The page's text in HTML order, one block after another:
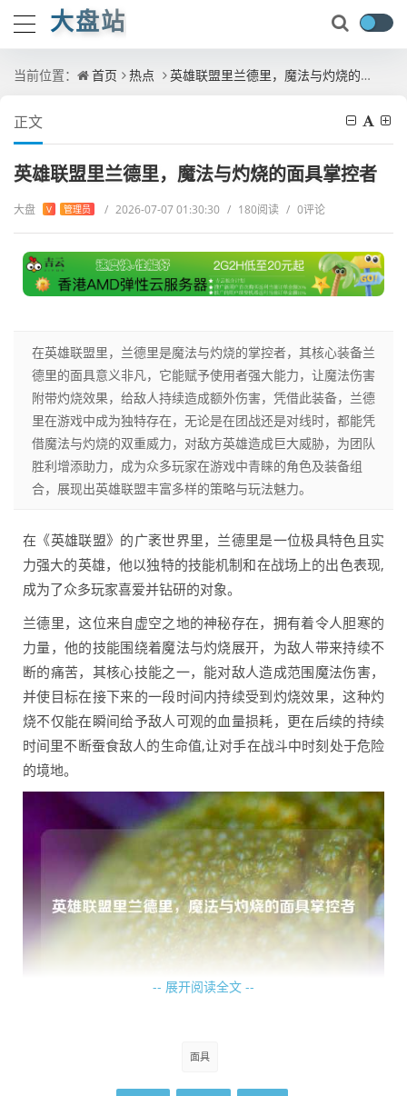
大盘站
当前位置： 首页 热点 英雄联盟里兰德里，魔法与灼烧的面具掌控者
正文
英雄联盟里兰德里，魔法与灼烧的面具掌控者
大盘 V 管理员 / 2026-07-07 01:30:30 / 180阅读 / 0评论
在英雄联盟里，兰德里是魔法与灼烧的掌控者，其核心装备兰
德里的面具意义非凡，它能赋予使用者强大能力，让魔法伤害
附带灼烧效果，给敌人持续造成额外伤害，凭借此装备，兰德
里在游戏中成为独特存在，无论是在团战还是对线时，都能凭
借魔法与灼烧的双重威力，对敌方英雄造成巨大威胁，为团队
胜利增添助力，成为众多玩家在游戏中青睐的角色及装备组
合，展现出英雄联盟丰富多样的策略与玩法魅力。
在《英雄联盟》的广袤世界里，兰德里是一位极具特色且实
力强大的英雄，他以独特的技能机制和在战场上的出色表现,
成为了众多玩家喜爱并钻研的对象。
兰德里，这位来自虚空之地的神秘存在，拥有着令人胆寒的
力量，他的技能围绕着魔法与灼烧展开，为敌人带来持续不
断的痛苦，其核心技能之一，能对敌人造成范围魔法伤害，
并使目标在接下来的一段时间内持续受到灼烧效果，这种灼
烧不仅能在瞬间给予敌人可观的血量损耗，更在后续的持续
时间里不断蚕食敌人的生命值,让对手在战斗中时刻处于危险
的境地。
在团战中，兰德里的作用举足轻重，他可以站在队伍的前排
-- 展开阅读全文 --
面具